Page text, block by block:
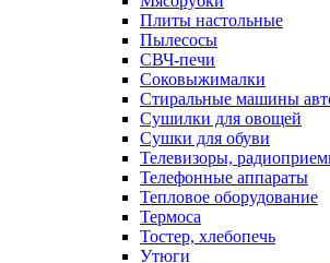
Плиты настольные
Пылесосы
СВЧ-печи
Соковыжималки
Стиральные машины
Сушилки для овощей
Сушки для обуви
Телевизоры,
Телефонные аппараты
Тепловое оборудование
Термоса
Тостер, хлебопечь
Утюги